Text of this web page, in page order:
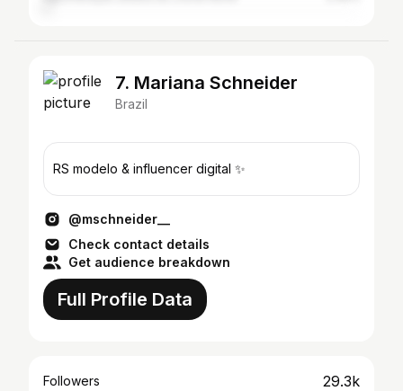
7. Mariana Schneider
Brazil
RS modelo & influencer digital ✨
@mschneider__
Check contact details
Get audience breakdown
Full Profile Data
Followers 29.3k